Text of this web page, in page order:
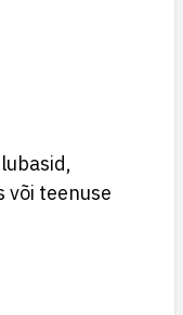
või teenuse